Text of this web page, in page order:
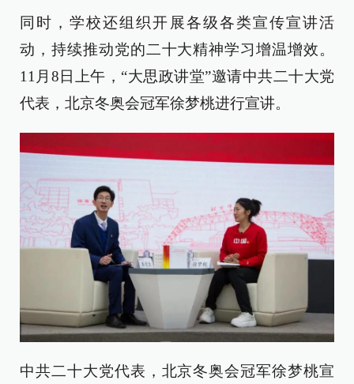
同时，学校还组织开展各级各类宣传宣讲活
动，持续推动党的二十大精神学习增温增效。
11月8日上午，“大思政讲堂”邀请中共二十大党
代表，北京冬奥会冠军徐梦桃进行宣讲。
中共二十大党代表，北京冬奥会冠军徐梦桃宣